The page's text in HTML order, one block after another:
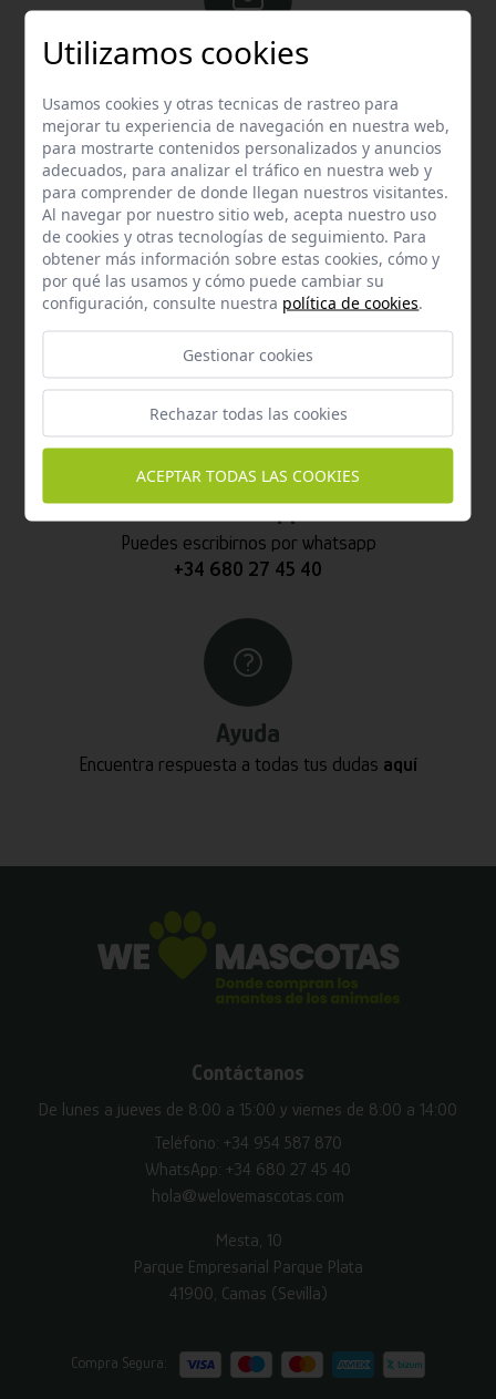
Email
Contacta con nosotros vía email
hola@welovemascotas.com
Teléfono
587 870
Whatsapp
Puedes escribirnos por whatsapp
+34 680 27 45 40
Ayuda
Encuentra respuesta a todas tus dudas aquí
Contáctanos
De lunes a jueves de 8:00 a 15:00 y viernes de 8:00 a 14:00
Teléfono: +34 954 587 870
WhatsApp: +34 680 27 45 40
hola@welovemascotas.com
Mesta, 10
Parque Empresarial Parque Plata
41900, Camas (Sevilla)
Compra Segura:
Utilizamos cookies
Usamos cookies y otras tecnicas de rastreo para
mejorar tu experiencia de navegación en nuestra web,
para mostrarte contenidos personalizados y anuncios
adecuados, para analizar el tráfico en nuestra web y
para comprender de donde llegan nuestros visitantes.
Al navegar por nuestro sitio web, acepta nuestro uso
de cookies y otras tecnologías de seguimiento. Para
obtener más información sobre estas cookies, cómo y
por qué las usamos y cómo puede cambiar su
configuración, consulte nuestra política de cookies.
Gestionar cookies
Rechazar todas las cookies
ACEPTAR TODAS LAS COOKIES